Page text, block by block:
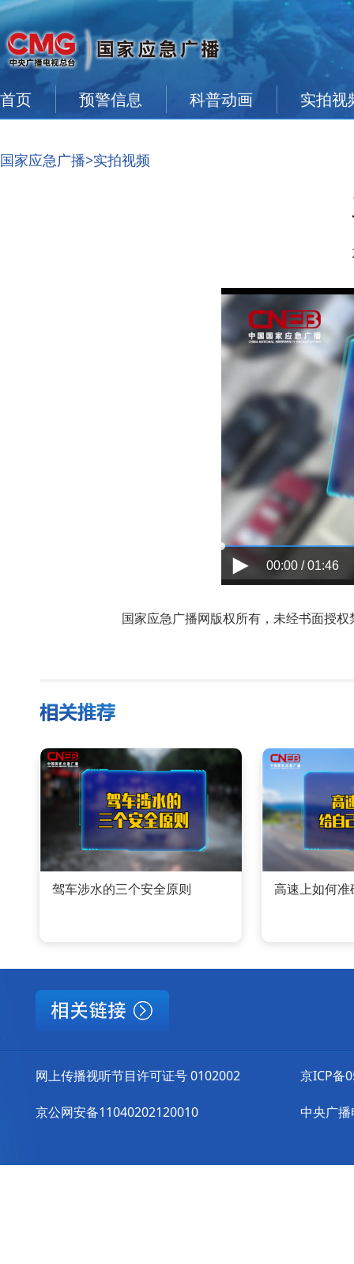
首页 预警信息 科普动画 实拍视
国家应急广播>实拍视频
00:00 / 01:46
国家应急广播网版权所有，未经书面授权
驾车涉水的三个安全原则 高速上如何
网上传播视听节目许可证号 0102002
京公网安备11040202120010
京ICP备
中央广